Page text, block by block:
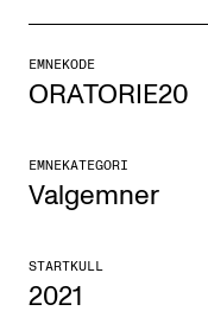
Doktorgrad
Årsstudium og
Etterutdanning og
Søknad og opptak
EMNEKODE
ORATORIE20
EMNEKATEGORI
Valgemner
STARTKULL
2021